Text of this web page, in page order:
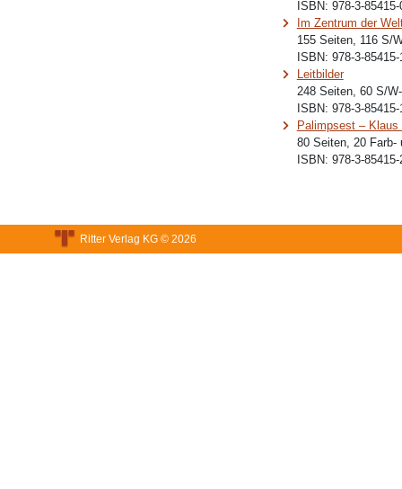
ISBN: 978-3-85415-
Im Zentrum der
155 Seiten, 116 S/
ISBN: 978-3-85415-
Leitbilder
248 Seiten, 60 S/
ISBN: 978-3-85415-
Palimpsest – Klaus
80 Seiten, 20 Farb-
ISBN: 978-3-85415-
Ritter Verlag KG © 2026